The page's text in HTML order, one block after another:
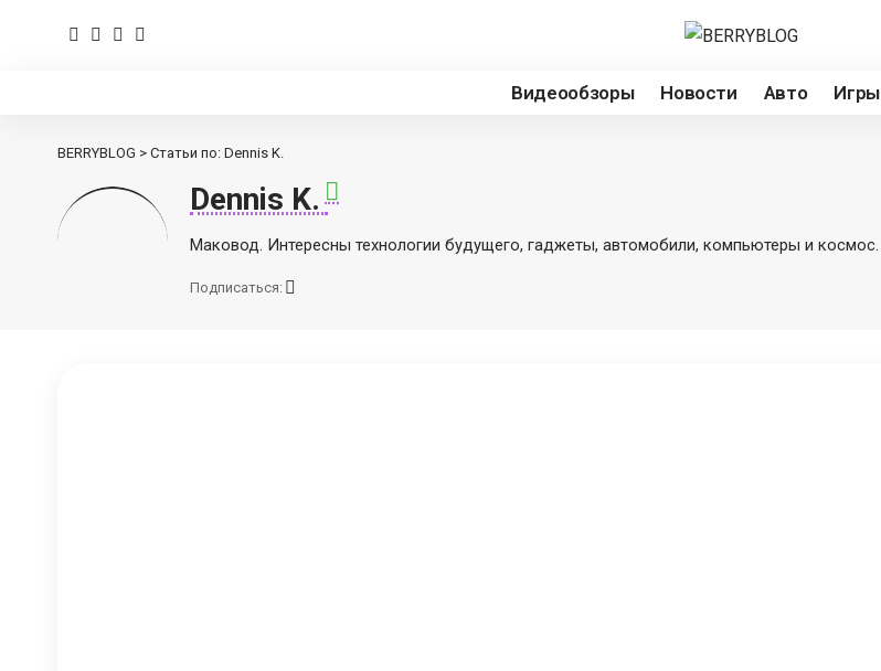
Видеообзоры Новости Авто Игры
BERRYBLOG > Статьи по: Dennis K.
Dennis K.
Маковод. Интересны технологии будущего, гаджеты, автомобили, компьютеры и космос.
Подписаться: